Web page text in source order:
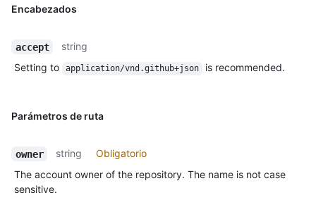
Encabezados
accept
string
Setting to
application/vnd.github+json is recommended.
Parámetros de ruta
owner string
Obligatorio
The account owner of the repository. The name is not case
sensitive.